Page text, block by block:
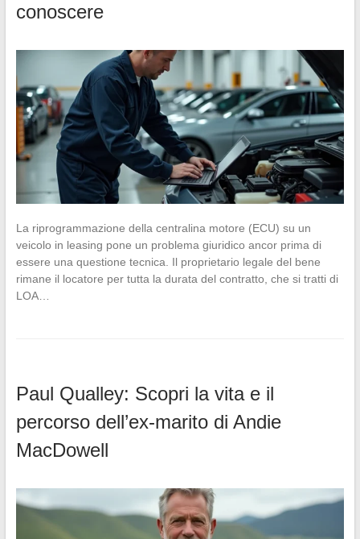
conoscere
La riprogrammazione della centralina motore (ECU) su un
veicolo in leasing pone un problema giuridico ancor prima di
essere una questione tecnica. Il proprietario legale del bene
rimane il locatore per tutta la durata del contratto, che si tratti di
LOA…
Paul Qualley: Scopri la vita e il
percorso dell’ex-marito di Andie
MacDowell